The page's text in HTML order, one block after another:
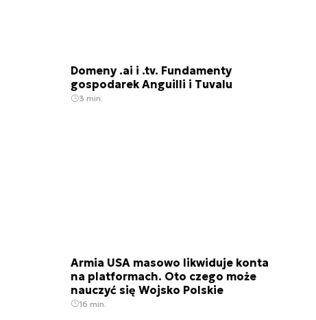
Domeny .ai i .tv. Fundamenty
gospodarek Anguilli i Tuvalu
3 min.
Armia USA masowo likwiduje konta
na platformach. Oto czego może
nauczyć się Wojsko Polskie
16 min.